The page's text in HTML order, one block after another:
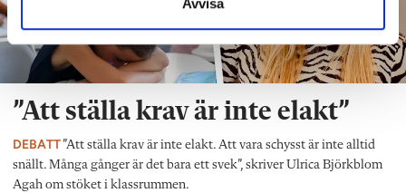
Avvisa
”Att ställa krav är inte elakt”
DEBATT”Att ställa krav är inte elakt. Att vara schysst är inte alltid
snällt. Många gånger är det bara ett svek”, skriver Ulrica Björkblom
Agah om stöket i klassrummen.